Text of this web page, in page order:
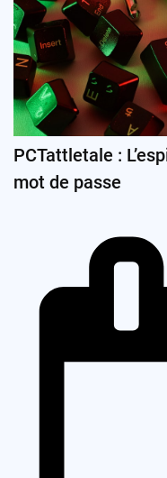
PCTattletale :
mot de passe